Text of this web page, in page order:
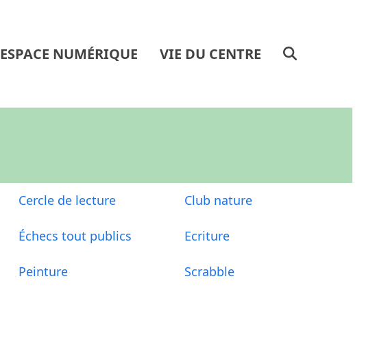
ESPACE NUMÉRIQUE VIE DU CENTRE
Cercle de lecture Club nature
Échecs tout publics Ecriture
Peinture Scrabble